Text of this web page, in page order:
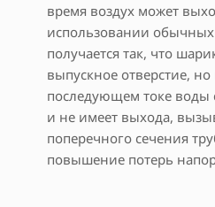
время воздух может
использовании
получается так, что
выпускное отверстие, но
последующем токе воды
и не имеет выхода,
поперечного сечения
повышение потерь